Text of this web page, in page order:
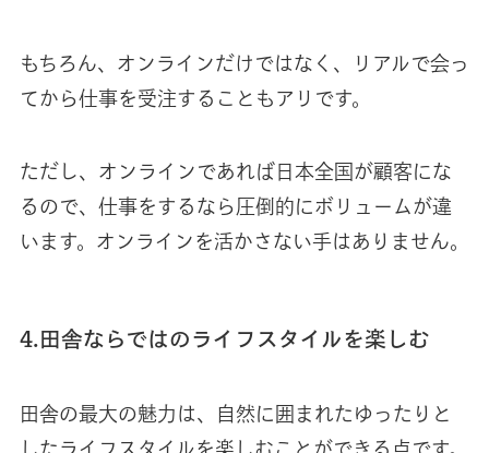
もちろん、オンラインだけではなく、リアルで会っ
てから仕事を受注することもアリです。
ただし、オンラインであれば日本全国が顧客にな
るので、仕事をするなら圧倒的にボリュームが違
います。オンラインを活かさない手はありません。
4.田舎ならではのライフスタイルを楽しむ
田舎の最大の魅力は、自然に囲まれたゆったりと
したライフスタイルを楽しむことができる点です。